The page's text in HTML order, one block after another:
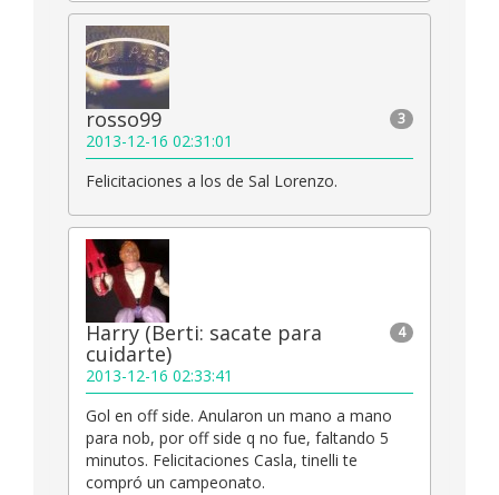
3
rosso99
2013-12-16 02:31:01
Felicitaciones a los de Sal Lorenzo.
4
Harry (Berti: sacate para
cuidarte)
2013-12-16 02:33:41
Gol en off side. Anularon un mano a mano
para nob, por off side q no fue, faltando 5
minutos. Felicitaciones Casla, tinelli te
compró un campeonato.